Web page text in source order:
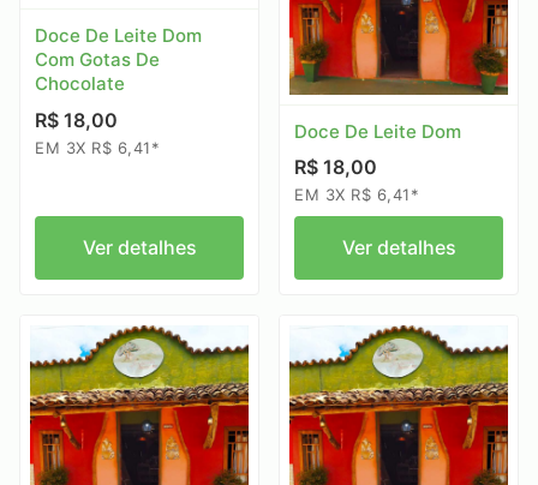
Doce De Leite Dom
Com Gotas De
Chocolate
R$ 18,00
EM 3X R$ 6,41*
Ver detalhes
Doce De Leite Dom
R$ 18,00
EM 3X R$ 6,41*
Ver detalhes